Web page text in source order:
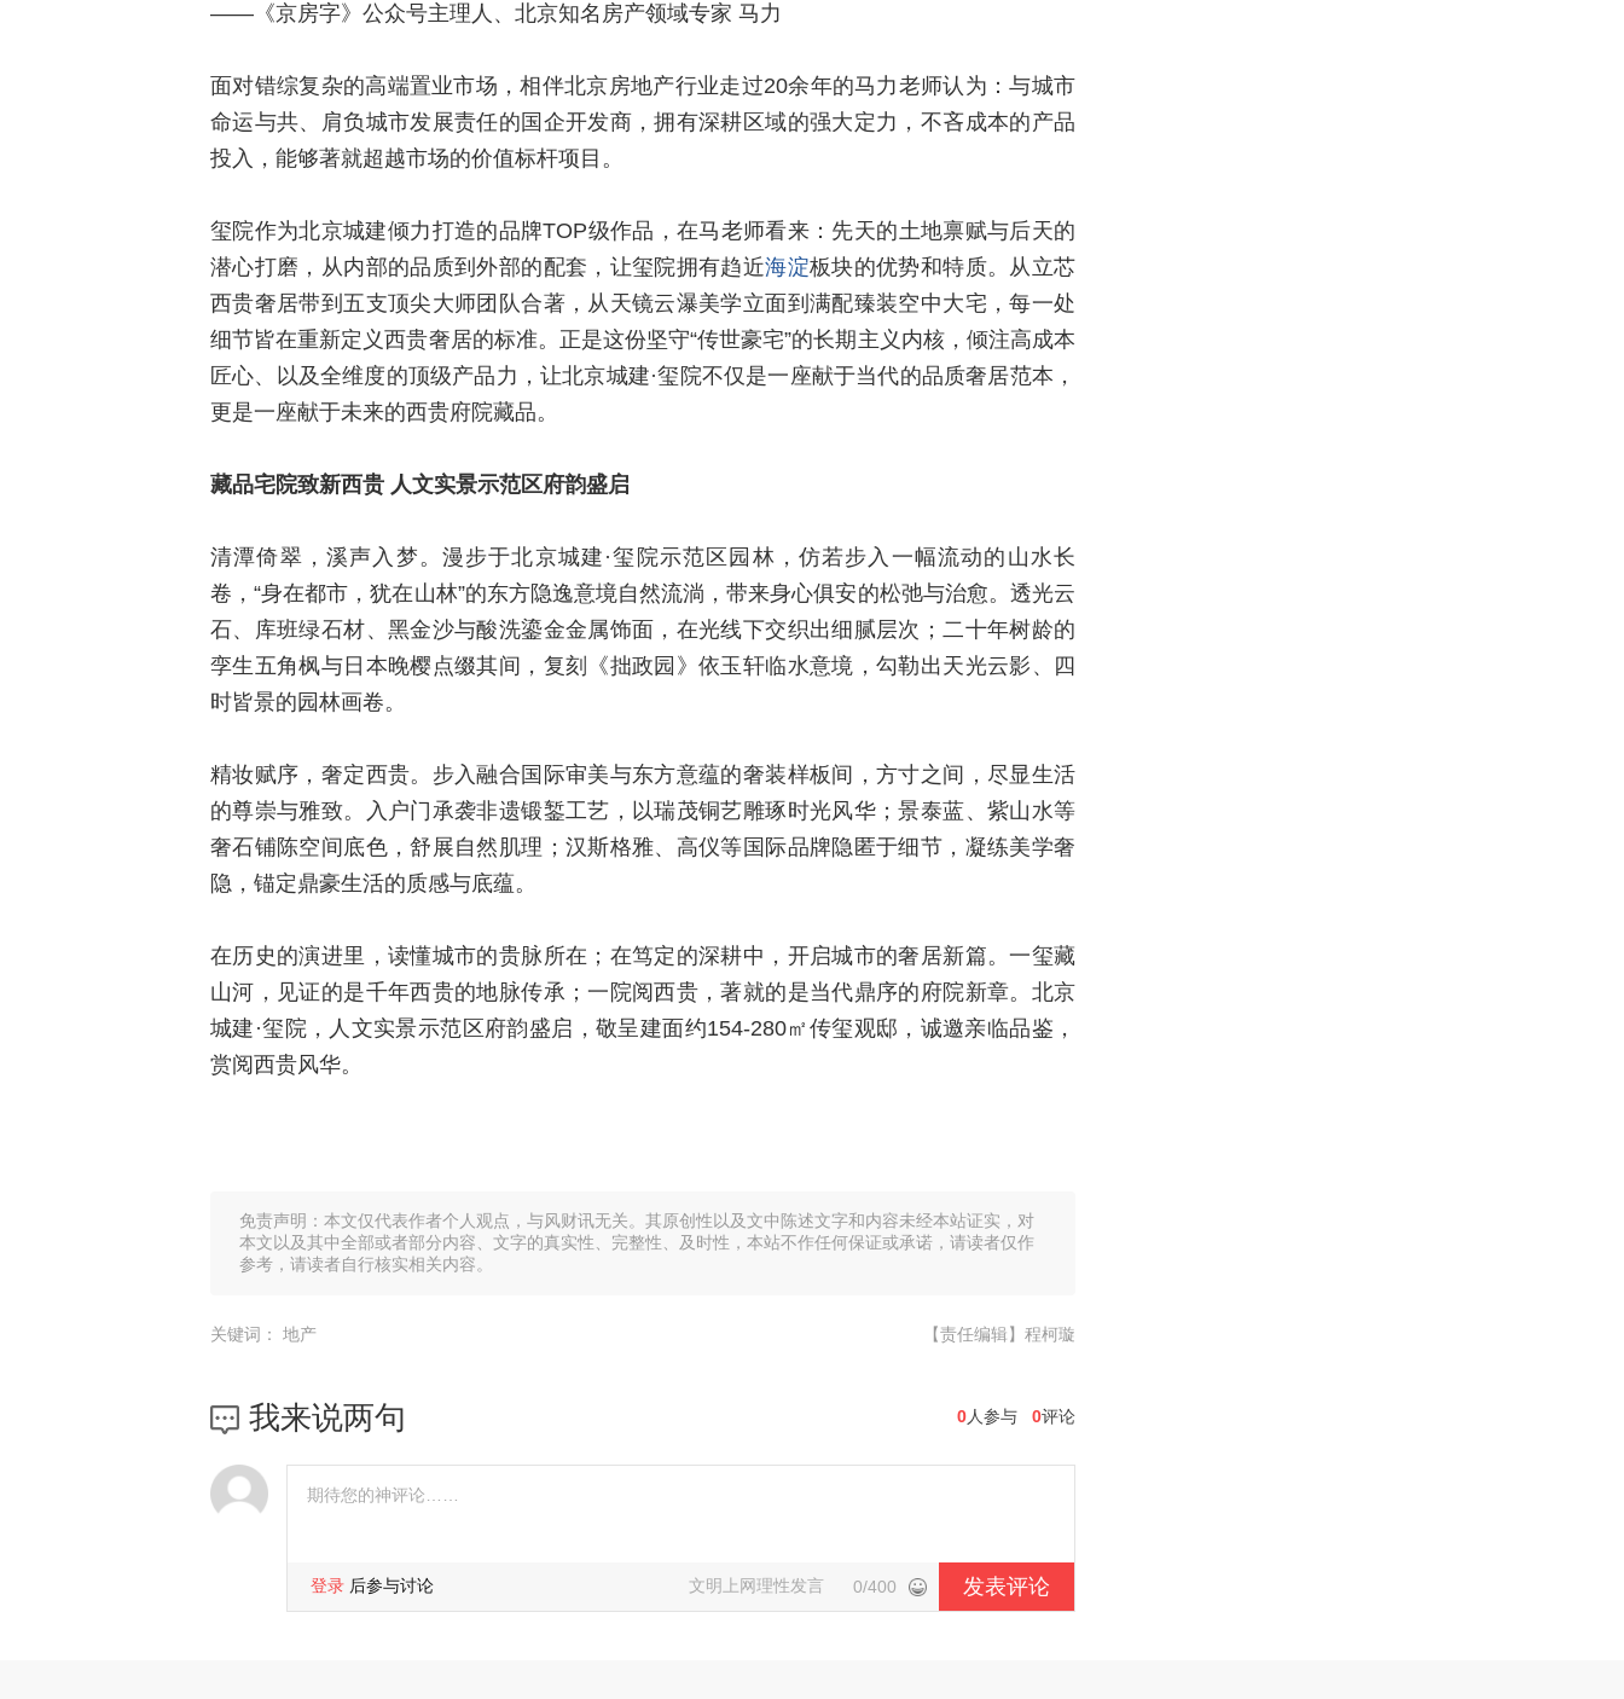
——《京房字》公众号主理人、北京知名房产领域专家 马力
面对错综复杂的高端置业市场，相伴北京房地产行业走过20余年的马力老师认为：与城市
命运与共、肩负城市发展责任的国企开发商，拥有深耕区域的强大定力，不吝成本的产品
投入，能够著就超越市场的价值标杆项目。
玺院作为北京城建倾力打造的品牌TOP级作品，在马老师看来：先天的土地禀赋与后天的
潜心打磨，从内部的品质到外部的配套，让玺院拥有趋近海淀板块的优势和特质。从立芯
西贵奢居带到五支顶尖大师团队合著，从天镜云瀑美学立面到满配臻装空中大宅，每一处
细节皆在重新定义西贵奢居的标准。正是这份坚守“传世豪宅”的长期主义内核，倾注高成本
匠心、以及全维度的顶级产品力，让北京城建·玺院不仅是一座献于当代的品质奢居范本，
更是一座献于未来的西贵府院藏品。
藏品宅院致新西贵 人文实景示范区府韵盛启
清潭倚翠，溪声入梦。漫步于北京城建·玺院示范区园林，仿若步入一幅流动的山水长
卷，“身在都市，犹在山林”的东方隐逸意境自然流淌，带来身心俱安的松弛与治愈。透光云
石、库班绿石材、黑金沙与酸洗鎏金金属饰面，在光线下交织出细腻层次；二十年树龄的
孪生五角枫与日本晚樱点缀其间，复刻《拙政园》依玉轩临水意境，勾勒出天光云影、四
时皆景的园林画卷。
精妆赋序，奢定西贵。步入融合国际审美与东方意蕴的奢装样板间，方寸之间，尽显生活
的尊崇与雅致。入户门承袭非遗锻錾工艺，以瑞茂铜艺雕琢时光风华；景泰蓝、紫山水等
奢石铺陈空间底色，舒展自然肌理；汉斯格雅、高仪等国际品牌隐匿于细节，凝练美学奢
隐，锚定鼎豪生活的质感与底蕴。
在历史的演进里，读懂城市的贵脉所在；在笃定的深耕中，开启城市的奢居新篇。一玺藏
山河，见证的是千年西贵的地脉传承；一院阅西贵，著就的是当代鼎序的府院新章。北京
城建·玺院，人文实景示范区府韵盛启，敬呈建面约154-280㎡传玺观邸，诚邀亲临品鉴，
赏阅西贵风华。
免责声明：本文仅代表作者个人观点，与风财讯无关。其原创性以及文中陈述文字和内容未经本站证实，对
本文以及其中全部或者部分内容、文字的真实性、完整性、及时性，本站不作任何保证或承诺，请读者仅作
参考，请读者自行核实相关内容。
关键词： 地产 【责任编辑】程柯璇
我来说两句 0人参与 0评论
登录 后参与讨论 文明上网理性发言 0/400 发表评论